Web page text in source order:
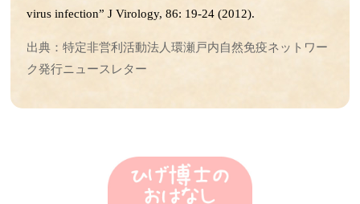
第33回 抗生物質とアトピーの話
第29回 抗生物質の話
第26回 iPS細胞の話
virus infection” J Virology, 86: 19-24 (2012).
出典：特定非営利活動法人環瀬戸内自然免疫ネットワー
ク発行ニュースレター